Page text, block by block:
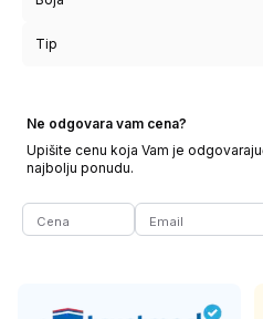
Tip
Ne odgovara vam cena?
Upišite cenu koja Vam je
najbolju ponudu.